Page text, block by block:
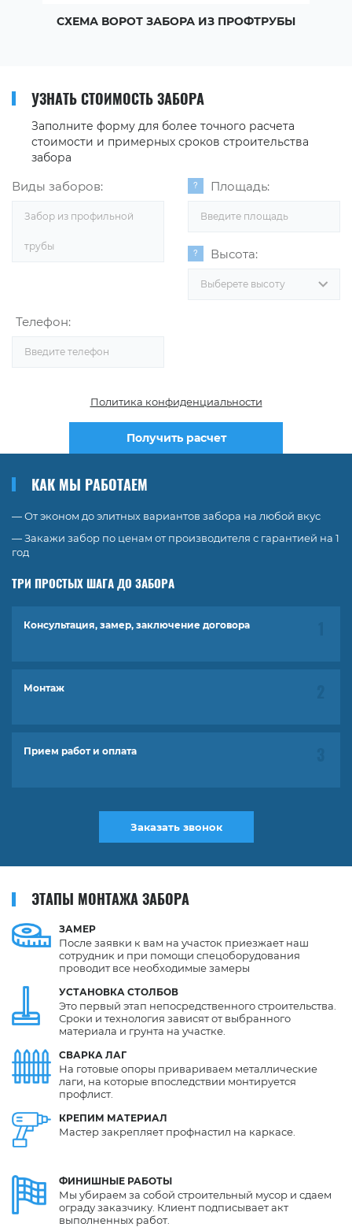
СХЕМА ВОРОТ ЗАБОРА ИЗ ПРОФТРУБЫ
УЗНАТЬ СТОИМОСТЬ ЗАБОРА
Заполните форму для более точного расчета
стоимости и примерных сроков строительства
забора
Виды заборов:
Забор из профильной
трубы
Площадь:
Высота:
Выберете высоту
Телефон:
Политика конфиденциальности
Получить расчет
КАК МЫ РАБОТАЕМ
— От эконом до элитных вариантов забора на любой вкус
— Закажи забор по ценам от производителя с гарантией на 1
год
ТРИ ПРОСТЫХ ШАГА ДО ЗАБОРА
Консультация, замер, заключение договора
Монтаж
Прием работ и оплата
Заказать звонок
ЭТАПЫ МОНТАЖА ЗАБОРА
ЗАМЕР
УСТАНОВКА СТОЛБОВ
СВАРКА ЛАГ
КРЕПИМ МАТЕРИАЛ
ФИНИШНЫЕ РАБОТЫ
После заявки к вам на участок приезжает наш
сотрудник и при помощи спецоборудования
проводит все необходимые замеры
Это первый этап непосредственного строительства.
Сроки и технология зависят от выбранного
материала и грунта на участке.
На готовые опоры привариваем металлические
лаги, на которые впоследствии монтируется
профлист.
Мастер закрепляет профнастил на каркасе.
Мы убираем за собой строительный мусор и сдаем
ограду заказчику. Клиент подписывает акт
выполненных работ.